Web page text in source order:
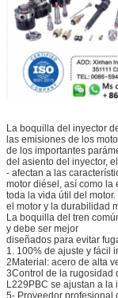
La boquilla del inyector
las emisiones de los
de los importantes
del asiento del inyector, el
- afectan a las
motor diésel, así como la
toda la vida útil del motor.
el motor y la durabilidad
La boquilla del tren
y debe ser mejor
diseñados para evitar
1. 100% de ajuste y fácil
2Material: acero de alta
3Control de la rugosidad
L229PBC se ajustan a la
5- Proveedor profesional